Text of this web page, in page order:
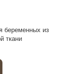
беременных из
ткани